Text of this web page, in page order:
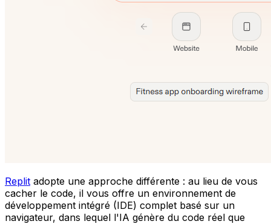
Replit adopte une approche différente : au lieu de vous
cacher le code, il vous offre un environnement de
développement intégré (IDE) complet basé sur un
navigateur, dans lequel l'IA génère du code réel que